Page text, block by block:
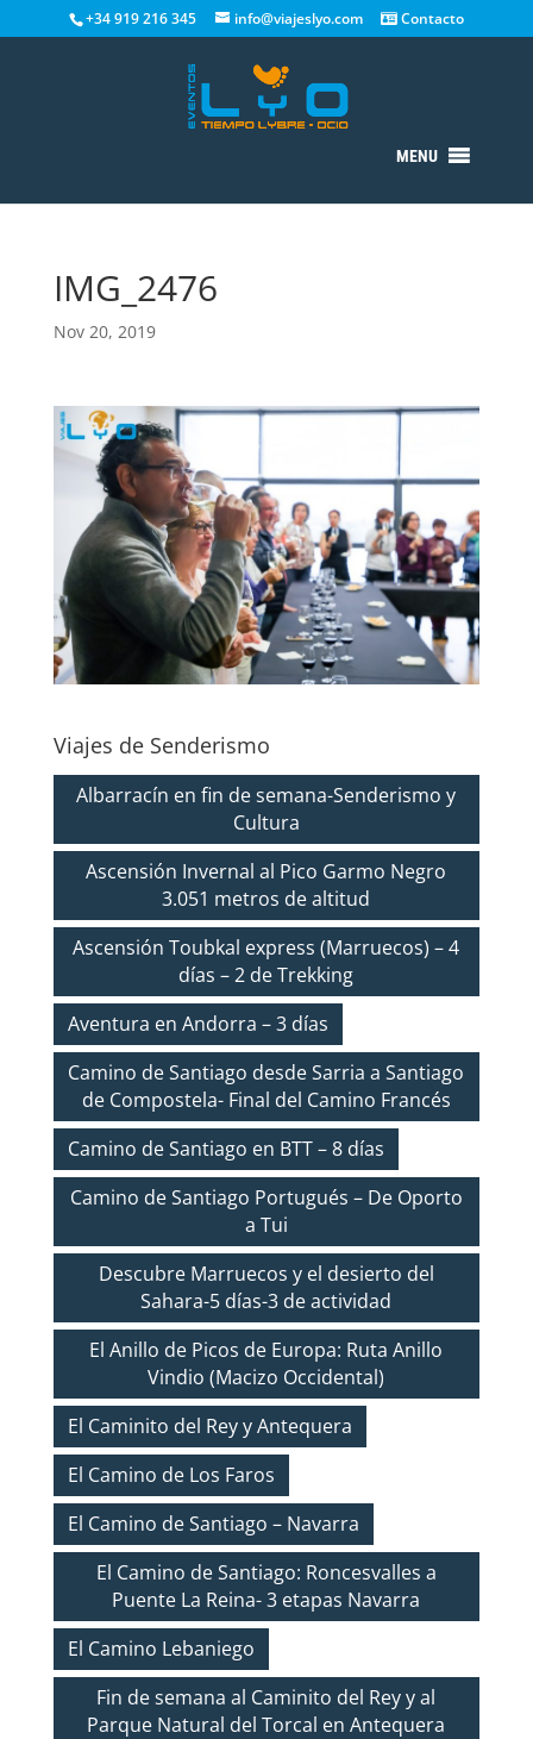
+34 919 216 345 info@viajeslyo.com Contacto
MENU
IMG_2476
Nov 20, 2019
Viajes de Senderismo
Albarracín en fin de semana-Senderismo y
Cultura
Ascensión Invernal al Pico Garmo Negro
3.051 metros de altitud
Ascensión Toubkal express (Marruecos) – 4
días – 2 de Trekking
Aventura en Andorra – 3 días
Camino de Santiago desde Sarria a Santiago
de Compostela- Final del Camino Francés
Camino de Santiago en BTT – 8 días
Camino de Santiago Portugués – De Oporto
a Tui
Descubre Marruecos y el desierto del
Sahara-5 días-3 de actividad
El Anillo de Picos de Europa: Ruta Anillo
Vindio (Macizo Occidental)
El Caminito del Rey y Antequera
El Camino de Los Faros
El Camino de Santiago – Navarra
El Camino de Santiago: Roncesvalles a
Puente La Reina- 3 etapas Navarra
El Camino Lebaniego
Fin de semana al Caminito del Rey y al
Parque Natural del Torcal en Antequera